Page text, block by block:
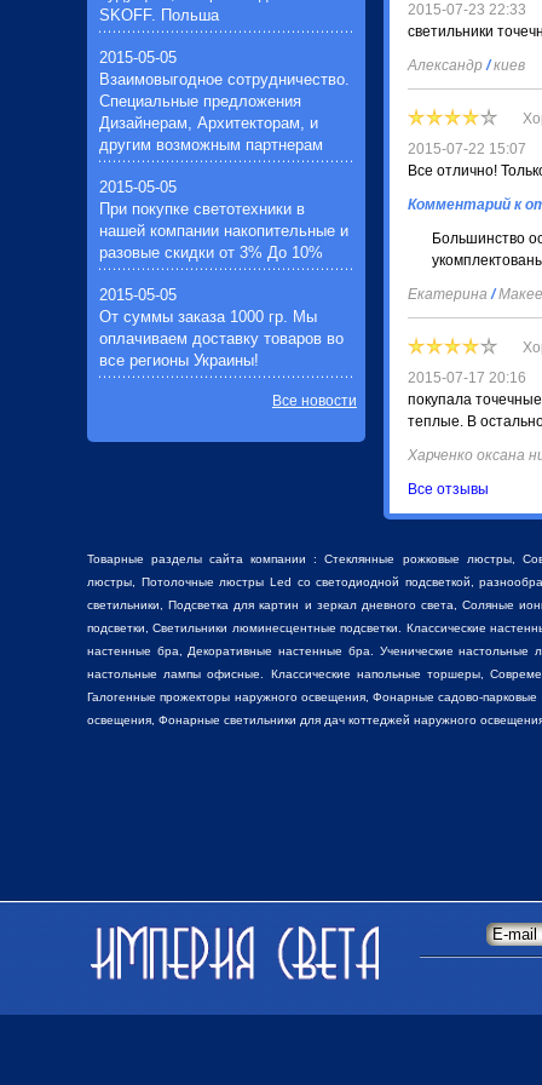
2015-07-23 22:33
светильники
Александр/киев
2015-07-22 15:07
Все отлично!
Комментарий к
Большинство
Екатерина/
2015-07-17 20:16
покупала
теплые. В
Харченко оксана
Все отзывы
Выключатели для торшеров,
настольных ламп(5)
Крепеж и держатель (для
SKOFF. Польша
2015-05-05
Взаимовыгодное сотрудничество.
Специальные предложения
Дизайнерам, Архитекторам, и
другим возможным партнерам
2015-05-05
При покупке светотехники в
нашей компании накопительные и
разовые скидки от 3% До 10%
2015-05-05
От суммы заказа 1000 гр. Мы
оплачиваем доставку товаров во
все регионы Украины!
Все новости
Товарные разделы сайта компании :Стеклянные рожковые люстры,
люстры , Потолочные люстры Led со светодиодной подсветкой,
светильники,Подсветка для картин и зеркал дневного света, Соляные
подсветки, Светильники люминесцентные подсветки. Классические
настенные бра, Декоративныенастенные бра . Ученические
настольные лампы офисные. Классические напольные торшеры ,
Галогенные прожекторы наружного освещения, Фонарные садово-
освещения, Фонарные светильники для дач коттеджей наружного